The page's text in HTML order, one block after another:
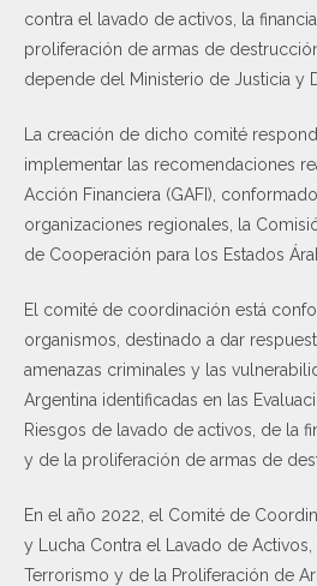
contra el lavado de activos, la
proliferación de armas de
depende del Ministerio de Justicia y
La creación de dicho comité
implementar las recomendaciones
Acción Financiera (GAFI),
organizaciones regionales, la
de Cooperación para los Estados
El comité de coordinación está
organismos, destinado a dar
amenazas criminales y las
Argentina identificadas en las
Riesgos de lavado de activos, de la
y de la proliferación de armas de
En el año 2022, el Comité de
y Lucha Contra el Lavado de Activos,
Terrorismo y de la Proliferación de